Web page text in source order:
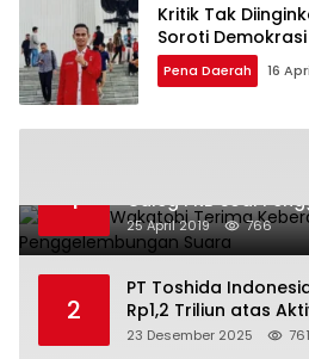
Kritik Tak
Soroti
Pena Daerah 16
1
Caleg PKB Soal
25 April 2019 766
2
PT Toshida
Rp1,2 Triliun atas
23 Desember 2025 761